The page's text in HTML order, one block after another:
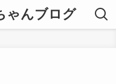
ゃんブログ